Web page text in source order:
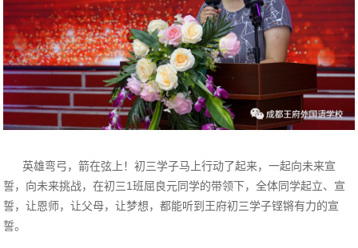
英雄弯弓，箭在弦上！初三学子马上行动了起来，一起向未来宣
誓，向未来挑战，在初三1班屈良元同学的带领下，全体同学起立、宣
誓，让恩师，让父母，让梦想，都能听到王府初三学子铿锵有力的宣
誓。